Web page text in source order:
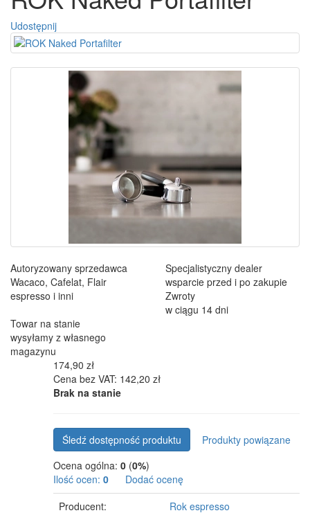
Udostępnij
Autoryzowany sprzedawca
Wacaco, Cafelat, Flair
espresso i inni
Specjalistyczny dealer
wsparcie przed i po zakupie
Zwroty
w ciągu 14 dni
Towar na stanie
wysyłamy z własnego
magazynu
174,90 zł
Cena bez VAT: 142,20 zł
Brak na stanie
Śledź dostępność produktu
Produkty powiązane
Ocena ogólna: 0 (0%)
Ilość ocen: 0
Dodać ocenę
Producent:
Rok espresso